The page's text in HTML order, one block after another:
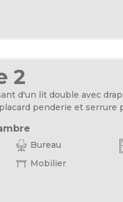
2
d'un lit double avec
penderie et serrure
Bureau
Mobilier